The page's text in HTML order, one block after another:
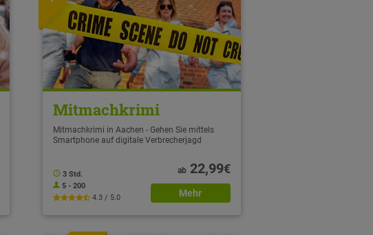
Mitmachkrimi
Mitmachkrimi in Aachen - Gehen Sie mittels
Smartphone auf digitale Verbrecherjagd
3 Std.
5 - 200
4.3 / 5.0
ab22,99€
Mehr